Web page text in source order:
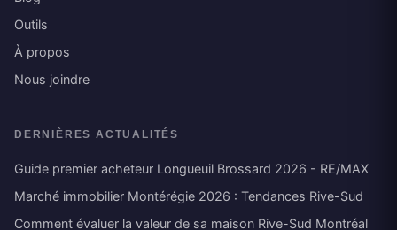
Outils
À propos
Nous joindre
DERNIÈRES ACTUALITÉS
Guide premier acheteur Longueuil Brossard 2026 - RE/MAX
Marché immobilier Montérégie 2026 : Tendances Rive-Sud
Comment évaluer la valeur de sa maison Rive-Sud Montréal